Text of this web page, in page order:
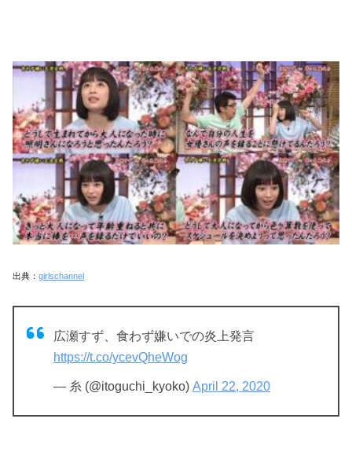
出典： girlschannel
広瀬すず、食わず嫌いでの炎上発言
https://t.co/ycevQheWog
— 糸 (@itoguchi_kyoko) April 22, 2020